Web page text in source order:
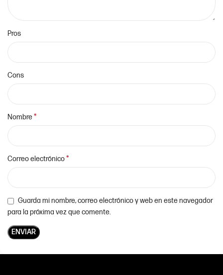
Pros
Cons
Nombre*
Correo electrónico*
Guarda mi nombre, correo electrónico y web en este navegador
para la próxima vez que comente.